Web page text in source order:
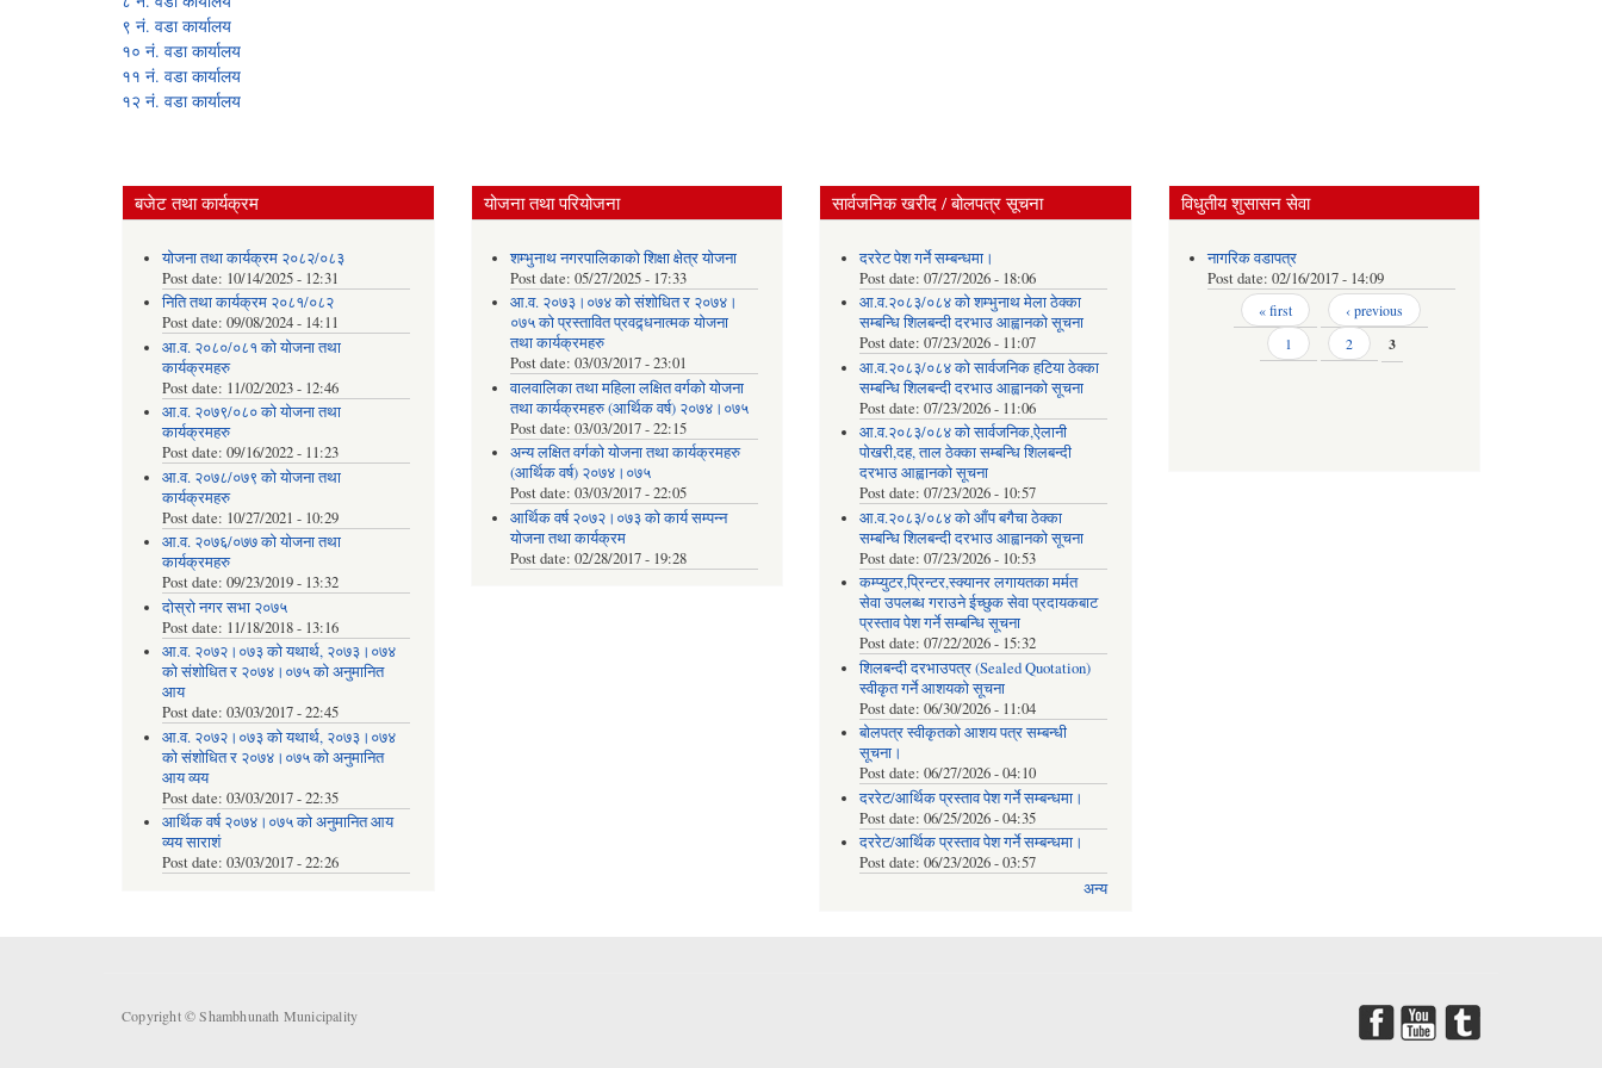
९ नं. वडा कार्यालय
१० नं. वडा कार्यालय
११ नं. वडा कार्यालय
१२ नं. वडा कार्यालय
बजेट तथा कार्यक्रम
योजना तथा कार्यक्रम २०८२/०८३
Post date: 10/14/2025 - 12:31
निति तथा कार्यक्रम २०८१/०८२
Post date: 09/08/2024 - 14:11
आ.व. २०८०/०८१ को योजना तथा
कार्यक्रमहरु
Post date: 11/02/2023 - 12:46
आ.व. २०७९/०८० को योजना तथा
कार्यक्रमहरु
Post date: 09/16/2022 - 11:23
आ.व. २०७८/०७९ को योजना तथा
कार्यक्रमहरु
Post date: 10/27/2021 - 10:29
आ.व. २०७६/०७७ को योजना तथा
कार्यक्रमहरु
Post date: 09/23/2019 - 13:32
दोस्रो नगर सभा २०७५
Post date: 11/18/2018 - 13:16
आ.व. २०७२।०७३ को यथार्थ, २०७३।०७४
को संशोधित र २०७४।०७५ को अनुमानित
आय
Post date: 03/03/2017 - 22:45
आ.व. २०७२।०७३ को यथार्थ, २०७३।०७४
को संशोधित र २०७४।०७५ को अनुमानित
आय व्यय
Post date: 03/03/2017 - 22:35
आर्थिक वर्ष २०७४।०७५ को अनुमानित आय
व्यय साराशं
Post date: 03/03/2017 - 22:26
योजना तथा परियोजना
शम्भुनाथ नगरपालिकाको शिक्षा क्षेत्र योजना
Post date:05/27/2025 - 17:33
आ.व. २०७३।०७४ को संशोधित र २०७४।
०७५ को प्रस्तावित प्रवद्र्धनात्मक योजना
तथा कार्यक्रमहरु
Post date:03/03/2017 - 23:01
वालवालिका तथा महिला लक्षित वर्गको योजना
तथा कार्यक्रमहरु (आर्थिक वर्ष) २०७४।०७५
Post date:03/03/2017 - 22:15
अन्य लक्षित वर्गको योजना तथा कार्यक्रमहरु
(आर्थिक वर्ष) २०७४।०७५
Post date:03/03/2017 - 22:05
आर्थिक वर्ष २०७२।०७३ को कार्य सम्पन्न
योजना तथा कार्यक्रम
Post date:02/28/2017 - 19:28
सार्वजनिक खरीद / बोलपत्र सूचना
दररेट पेश गर्ने सम्बन्धमा।
Post date: 07/27/2026 - 18:06
आ.व.२०८३/०८४ को शम्भुनाथ मेला ठेक्का
सम्बन्धि शिलबन्दी दरभाउ आह्वानको सूचना
Post date: 07/23/2026 - 11:07
आ.व.२०८३/०८४ को सार्वजनिक हटिया ठेक्का
सम्बन्धि शिलबन्दी दरभाउ आह्वानको सूचना
Post date: 07/23/2026 - 11:06
आ.व.२०८३/०८४ को सार्वजनिक,ऐलानी
पोखरी,दह, ताल ठेक्का सम्बन्धि शिलबन्दी
दरभाउ आह्वानको सूचना
Post date: 07/23/2026 - 10:57
आ.व.२०८३/०८४ को आँप बगैचा ठेक्का
सम्बन्धि शिलबन्दी दरभाउ आह्वानको सूचना
Post date: 07/23/2026 - 10:53
कम्प्युटर,प्रिन्टर,स्क्यानर लगायतका मर्मत
सेवा उपलब्ध गराउने ईच्छुक सेवा प्रदायकबाट
प्रस्ताव पेश गर्ने सम्बन्धि सूचना
Post date: 07/22/2026 - 15:32
शिलबन्दी दरभाउपत्र (Sealed Quotation)
स्वीकृत गर्ने आशयको सूचना
Post date: 06/30/2026 - 11:04
बोलपत्र स्वीकृतको आशय पत्र सम्बन्धी
सूचना।
Post date: 06/27/2026 - 04:10
दररेट/आर्थिक प्रस्ताव पेश गर्ने सम्बन्धमा।
Post date: 06/25/2026 - 04:35
दररेट/आर्थिक प्रस्ताव पेश गर्ने सम्बन्धमा।
Post date: 06/23/2026 - 03:57
अन्य
विधुतीय शुसासन सेवा
नागरिक वडापत्र
Post date:02/16/2017 - 14:09
Pages « first
‹ previous
1
2 3
Copyright © Shambhunath Municipality